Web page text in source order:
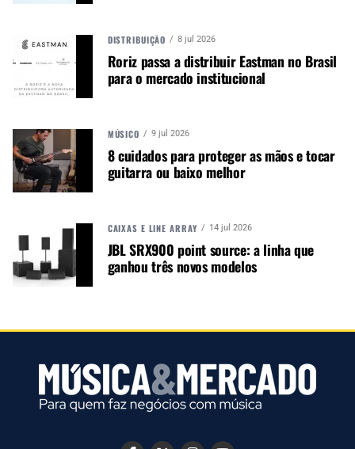
1 pad de surdo
2 pads de prato
1 pad de chimbal
1 pad de bumbo tipo controlador
Não acompanha banco
Música &amp; Mercado é uma
DISTRIBUIÇÃO 8 jul 2026
Roriz passa a distribuir Eastman no Brasil
para o mercado institucional
MÚSICO 9 jul 2026
8 cuidados para proteger as mãos e tocar
guitarra ou baixo melhor
CAIXAS E LINE ARRAY 14 jul 2026
JBL SRX900 point source: a linha que
ganhou três novos modelos